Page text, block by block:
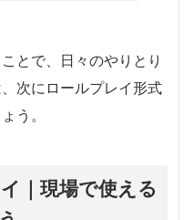
とで、日々のやりとり
次にロールプレイ形式
う。
｜現場で使える